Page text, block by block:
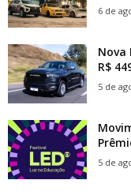
6 de
Nova
R$
5 de
5 de